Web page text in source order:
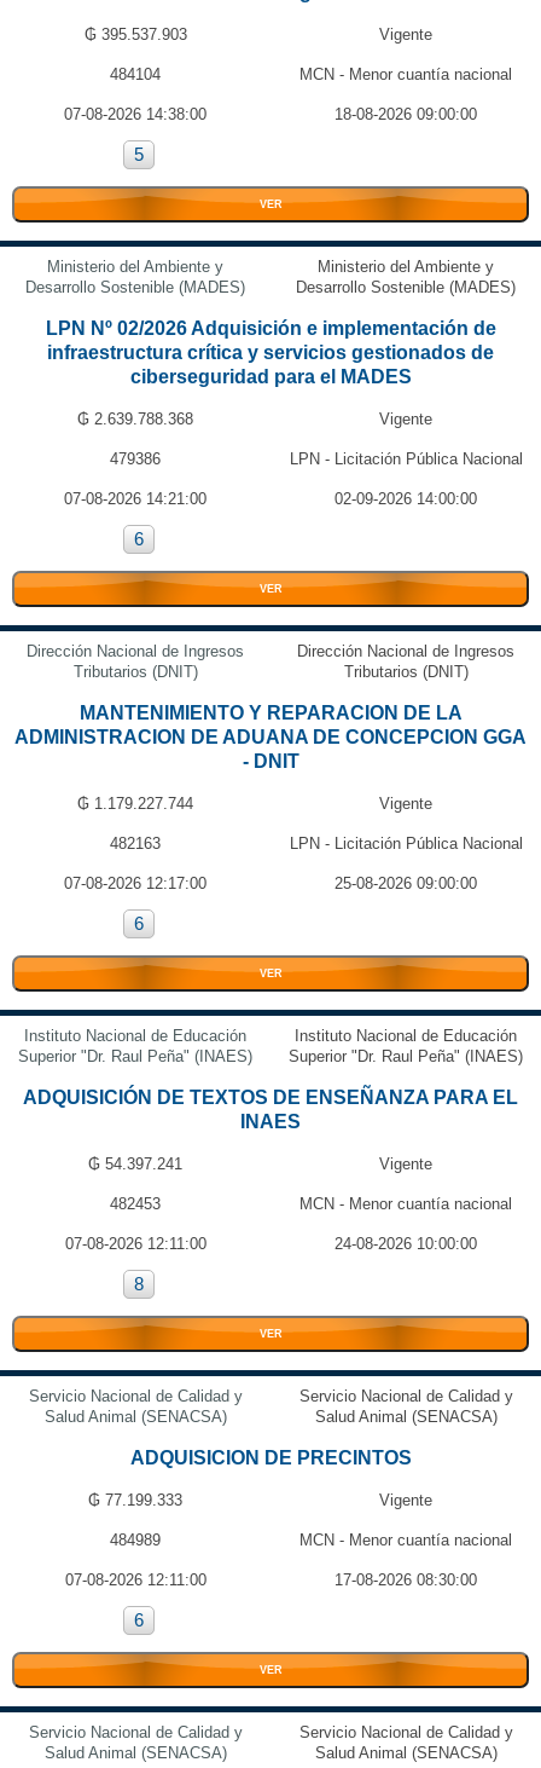
₲ 395.537.903 Vigente
484104 MCN - Menor cuantía nacional
07-08-2026 14:38:00 18-08-2026 09:00:00
5
VER
Ministerio del Ambiente y
Desarrollo Sostenible (MADES)
Ministerio del Ambiente y
Desarrollo Sostenible (MADES)
LPN Nº 02/2026 Adquisición e implementación de
infraestructura crítica y servicios gestionados de
ciberseguridad para el MADES
₲ 2.639.788.368 Vigente
479386 LPN - Licitación Pública Nacional
07-08-2026 14:21:00 02-09-2026 14:00:00
6
VER
Dirección Nacional de Ingresos
Tributarios (DNIT)
Dirección Nacional de Ingresos
Tributarios (DNIT)
MANTENIMIENTO Y REPARACION DE LA
ADMINISTRACION DE ADUANA DE CONCEPCION GGA
- DNIT
₲ 1.179.227.744 Vigente
482163 LPN - Licitación Pública Nacional
07-08-2026 12:17:00 25-08-2026 09:00:00
6
VER
Instituto Nacional de Educación
Superior "Dr. Raul Peña" (INAES)
Instituto Nacional de Educación
Superior "Dr. Raul Peña" (INAES)
ADQUISICIÓN DE TEXTOS DE ENSEÑANZA PARA EL
INAES
₲ 54.397.241 Vigente
482453 MCN - Menor cuantía nacional
07-08-2026 12:11:00 24-08-2026 10:00:00
8
VER
Servicio Nacional de Calidad y
Salud Animal (SENACSA)
Servicio Nacional de Calidad y
Salud Animal (SENACSA)
ADQUISICION DE PRECINTOS
₲ 77.199.333 Vigente
484989 MCN - Menor cuantía nacional
07-08-2026 12:11:00 17-08-2026 08:30:00
6
VER
Servicio Nacional de Calidad y
Salud Animal (SENACSA)
Servicio Nacional de Calidad y
Salud Animal (SENACSA)